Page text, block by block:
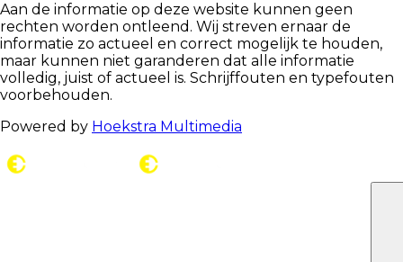
Aan de informatie op deze website kunnen geen
rechten worden ontleend. Wij streven ernaar de
informatie zo actueel en correct mogelijk te houden,
maar kunnen niet garanderen dat alle informatie
volledig, juist of actueel is. Schrijffouten en typefouten
voorbehouden.
Powered by Hoekstra Multimedia